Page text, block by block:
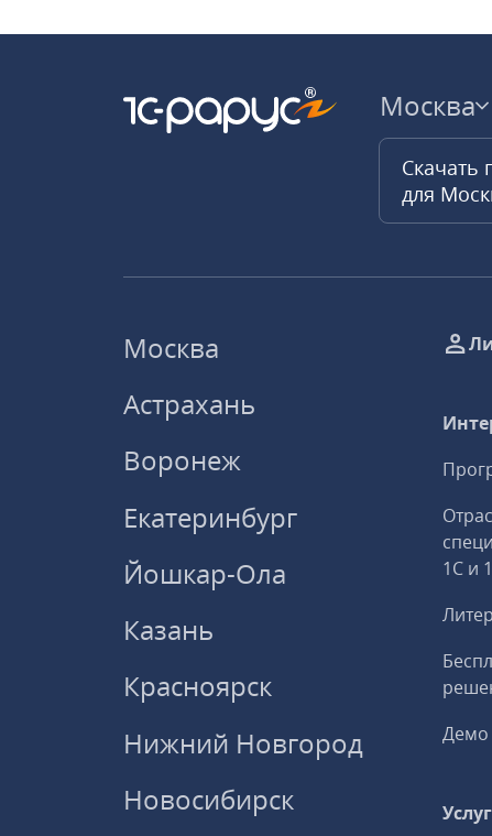
Москва
Скачать
для
Москва
Астрахань
Воронеж
Екатеринбург
Йошкар-Ола
Казань
Красноярск
Нижний Новгород
Новосибирск
1С и
Демо